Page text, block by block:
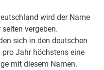
wird der Name
selten vergeben.
sich in den deutschen
Jahr höchstens eine
mit diesem Namen.